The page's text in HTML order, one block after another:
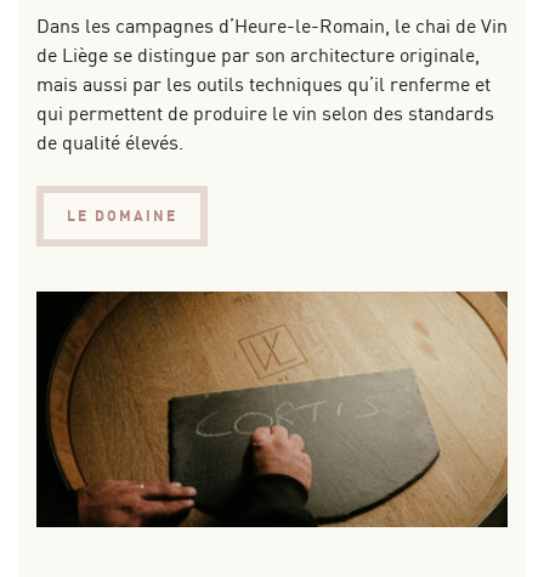
Dans les campagnes d’Heure-le-Romain, le chai de Vin
de Liège se distingue par son architecture originale,
mais aussi par les outils techniques qu’il renferme et
qui permettent de produire le vin selon des standards
de qualité élevés.
LE DOMAINE